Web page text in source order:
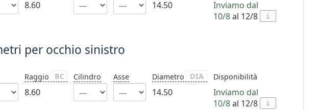
8.60 14.50
Inviamo dal
10/8al 12/8 i
per occhio sinistro
Raggio BC
8.60
Cilindro Asse Diametro DIA
14.50
Disponibilità
Inviamo dal
10/8al 12/8 i